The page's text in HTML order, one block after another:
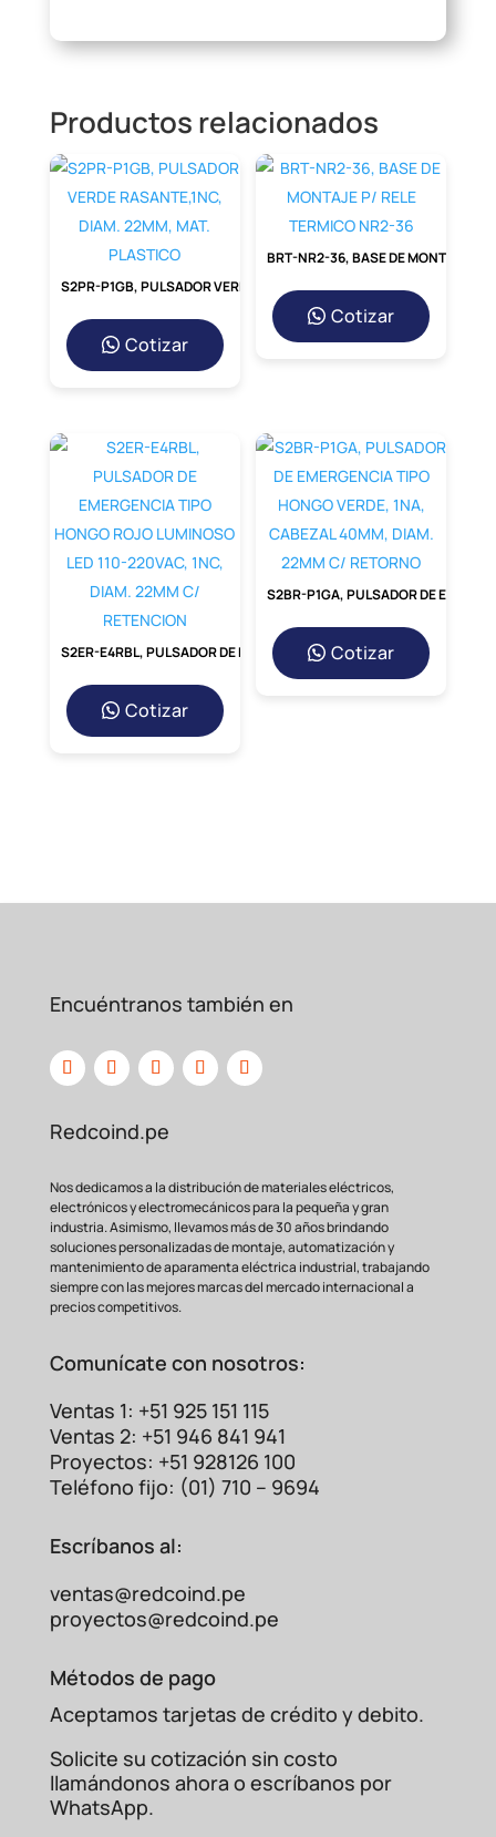
Productos relacionados
Cotizar
Cotizar
Cotizar
Cotizar
Encuéntranos también en
Redcoind.pe
Nos dedicamos a la distribución de materiales eléctricos,
electrónicos y electromecánicos para la pequeña y gran
industria. Asimismo, llevamos más de 30 años brindando
soluciones personalizadas de montaje, automatización y
mantenimiento de aparamenta eléctrica industrial, trabajando
siempre con las mejores marcas del mercado internacional a
precios competitivos.
Comunícate con nosotros:
Ventas 1: +51 925 151 115
Ventas 2: +51 946 841 941
Proyectos: +51 928126 100
Teléfono fijo: (01) 710 – 9694
Escríbanos al:
ventas@redcoind.pe
proyectos@redcoind.pe
Métodos de pago
Aceptamos tarjetas de crédito y debito.
Solicite su cotización sin costo
llamándonos ahora o escríbanos por
WhatsApp.